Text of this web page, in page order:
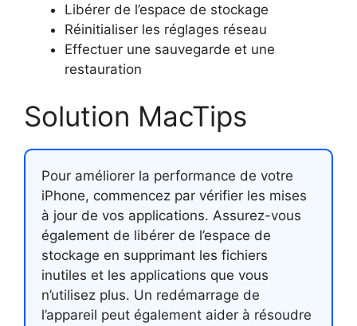
Libérer de l’espace de stockage
Réinitialiser les réglages réseau
Effectuer une sauvegarde et une
restauration
Solution MacTips
Pour améliorer la performance de votre
iPhone, commencez par vérifier les mises
à jour de vos applications. Assurez-vous
également de libérer de l’espace de
stockage en supprimant les fichiers
inutiles et les applications que vous
n’utilisez plus. Un redémarrage de
l’appareil peut également aider à résoudre